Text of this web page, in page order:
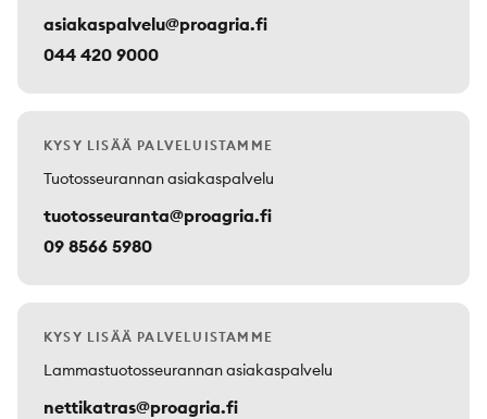
asiakaspalvelu@proagria.fi
044 420 9000
KYSY LISÄÄ PALVELUISTAMME
Tuotosseurannan asiakaspalvelu
tuotosseuranta@proagria.fi
09 8566 5980
KYSY LISÄÄ PALVELUISTAMME
Lammastuotosseurannan asiakaspalvelu
nettikatras@proagria.fi